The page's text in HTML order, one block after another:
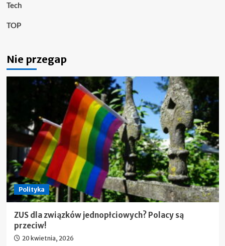
Tech
TOP
Nie przegap
Polityka
ZUS dla związków jednopłciowych? Polacy są
przeciw!
20 kwietnia, 2026